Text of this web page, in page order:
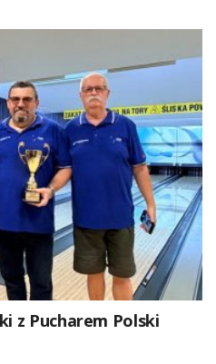
z Pucharem Polski